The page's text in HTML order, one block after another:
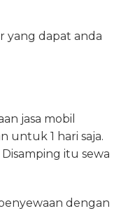
yang dapat anda
jasa mobil
untuk 1 hari saja.
itu sewa
dengan